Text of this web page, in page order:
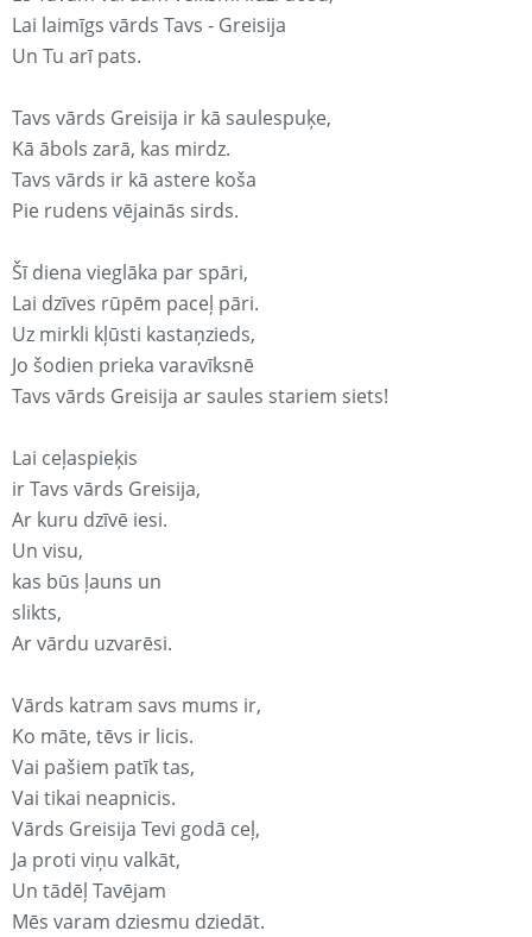
Lai laimīgs vārds Tavs - Greisija
Un Tu arī pats.
Tavs vārds Greisija ir kā saulespuķe,
Kā ābols zarā, kas mirdz.
Tavs vārds ir kā astere koša
Pie rudens vējainās sirds.
Šī diena vieglāka par spāri,
Lai dzīves rūpēm paceļ pāri.
Uz mirkli kļūsti kastaņzieds,
Jo šodien prieka varavīksnē
Tavs vārds Greisija ar saules stariem siets!
Lai ceļaspieķis
ir Tavs vārds Greisija,
Ar kuru dzīvē iesi.
Un visu,
kas būs ļauns un
slikts,
Ar vārdu uzvarēsi.
Vārds katram savs mums ir,
Ko māte, tēvs ir licis.
Vai pašiem patīk tas,
Vai tikai neapnicis.
Vārds Greisija Tevi godā ceļ,
Ja proti viņu valkāt,
Un tādēļ Tavējam
Mēs varam dziesmu dziedāt.